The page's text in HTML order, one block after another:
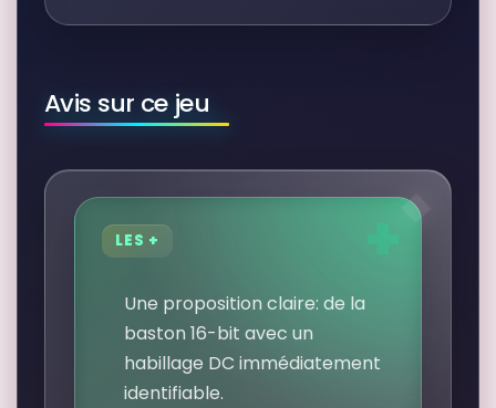
Avis sur ce jeu
LES +
Une proposition claire: de la
baston 16-bit avec un
habillage DC immédiatement
identifiable.